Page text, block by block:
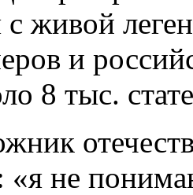
с живой
и
8 тыс.
«я не